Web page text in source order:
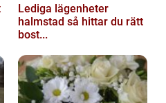
Lediga lägenheter
halmstad så hittar du rätt
bost...